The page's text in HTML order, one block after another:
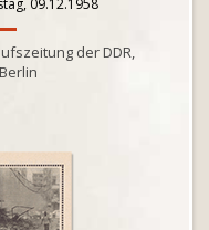
09.12.1958
der DDR,